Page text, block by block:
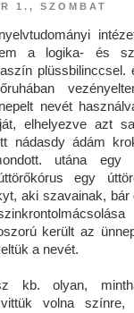
1., SZOMBAT
a logika- és
nevét
elhelyezve azt
nádasdy ádám
utána egy
egy
aki szavainak,
került az
a nevét.
kb. olyan,
vittük volna